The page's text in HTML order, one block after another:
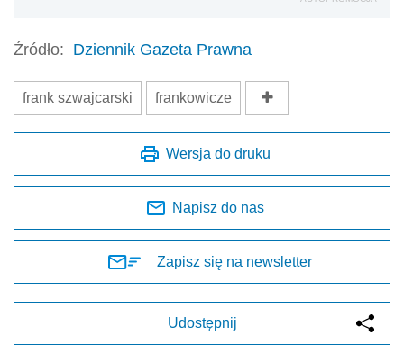
Źródło: Dziennik Gazeta Prawna
frank szwajcarski frankowicze
Wersja do druku
Napisz do nas
Zapisz się na newsletter
Udostępnij